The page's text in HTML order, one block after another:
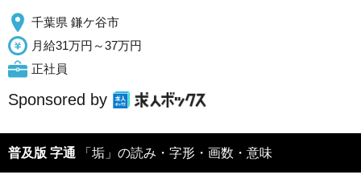
千葉県 鎌ケ谷市
月給31万円～37万円
正社員
Sponsored by
普及版 字通 「垢」の読み・字形・画数・意味